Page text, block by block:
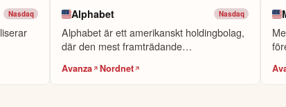
Nasdaq Alphabet Nasdaq
Alphabet är ett amerikanskt holdingbolag,
där den mest framträdande
Avanza Nordnet